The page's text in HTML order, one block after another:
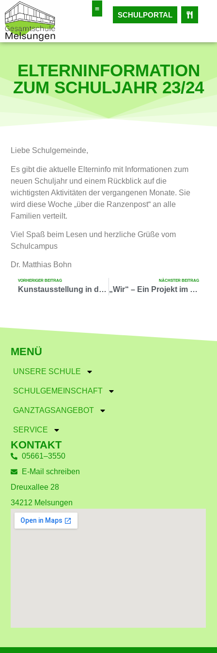
SCHULPORTAL
ELTERNINFORMATION
ZUM SCHULJAHR 23/24
Liebe Schulgemeinde,
Es gibt die aktuelle Elterninfo mit Informationen zum
neuen Schuljahr und einem Rückblick auf die
wichtigsten Aktivitäten der vergangenen Monate. Sie
wird diese Woche „über die Ranzenpost“ an alle
Familien verteilt.
Viel Spaß beim Lesen und herzliche Grüße vom
Schulcampus
Dr. Matthias Bohn
VORHERIGER BEITRAG
Kunstausstellung in der Stadtkirche
NÄCHSTER BEITRAG
„Wir“ – Ein Projekt im DaZ-Unterricht
MENÜ
UNSERE SCHULE
SCHULGEMEINSCHAFT
GANZTAGSANGEBOT
SERVICE
KONTAKT
05661–3550
E-Mail schreiben
Dreuxallee 28
34212 Melsungen